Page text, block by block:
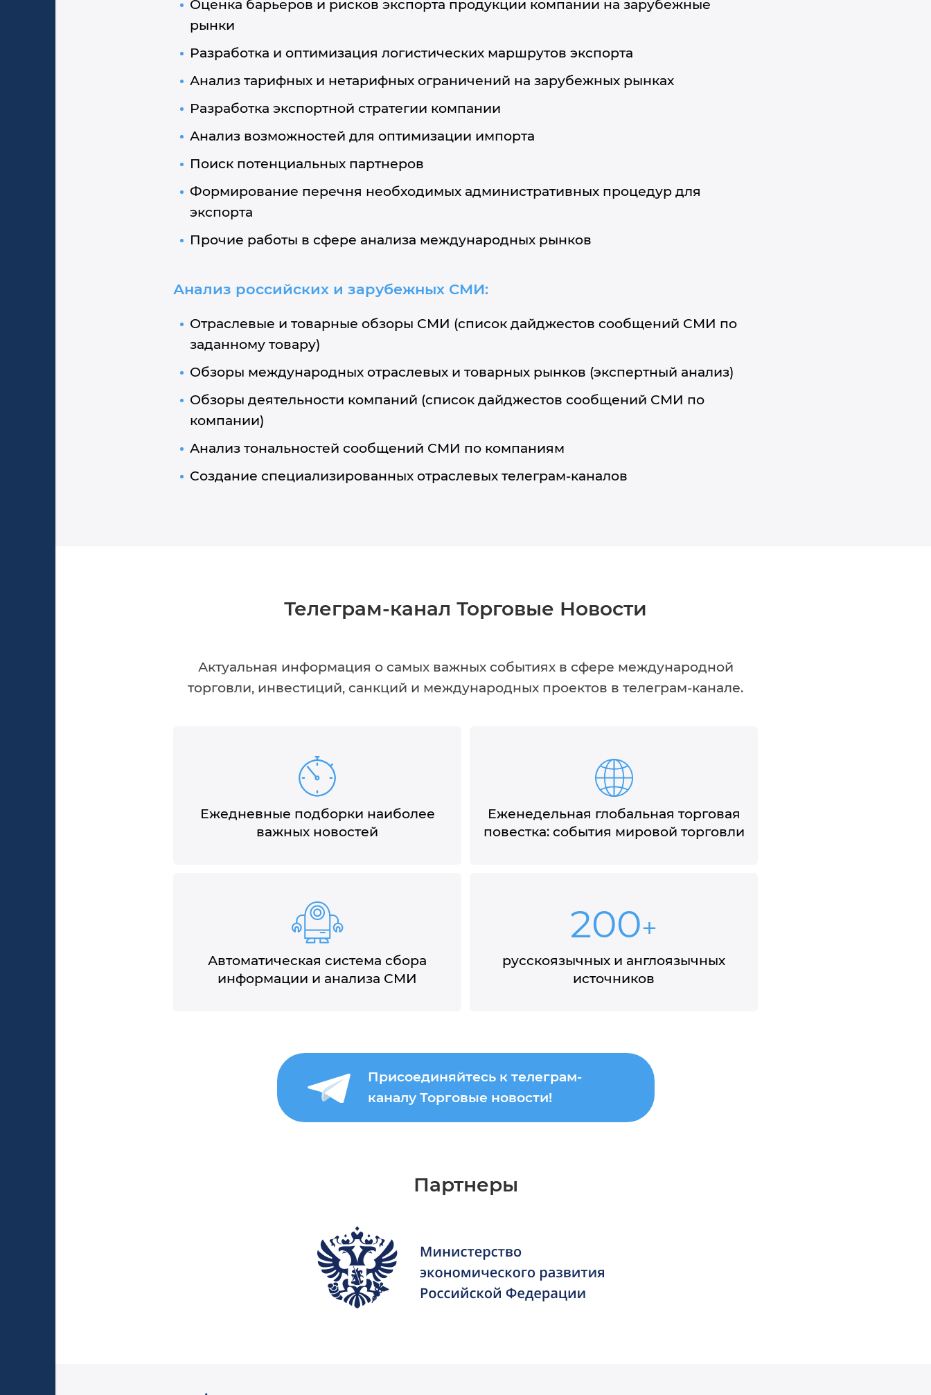
Оценка барьеров и рисков экспорта продукции компании на зарубежные
рынки
Разработка и оптимизация логистических маршрутов экспорта
Анализ тарифных и нетарифных ограничений на зарубежных рынках
Разработка экспортной стратегии компании
Анализ возможностей для оптимизации импорта
Поиск потенциальных партнеров
Формирование перечня необходимых административных процедур для
экспорта
Прочие работы в сфере анализа международных рынков
Анализ российских и зарубежных СМИ:
Отраслевые и товарные обзоры СМИ (список дайджестов сообщений СМИ по
заданному товару)
Обзоры международных отраслевых и товарных рынков (экспертный анализ)
Обзоры деятельности компаний (список дайджестов сообщений СМИ по
компании)
Анализ тональностей сообщений СМИ по компаниям
Создание специализированных отраслевых телеграм-каналов
Телеграм-канал Торговые Новости
Актуальная информация о самых важных событиях в сфере международной
торговли, инвестиций, санкций и международных проектов в телеграм-канале.
Ежедневные подборки наиболее
важных новостей
Еженедельная глобальная торговая
повестка: события мировой торговли
Автоматическая система сбора
информации и анализа СМИ
200+
русскоязычных и англоязычных
источников
Присоединяйтесь к телеграм-
каналу Торговые новости!
Партнеры